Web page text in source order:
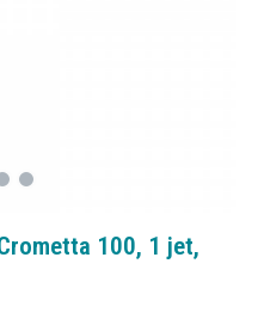
100, 1 jet,